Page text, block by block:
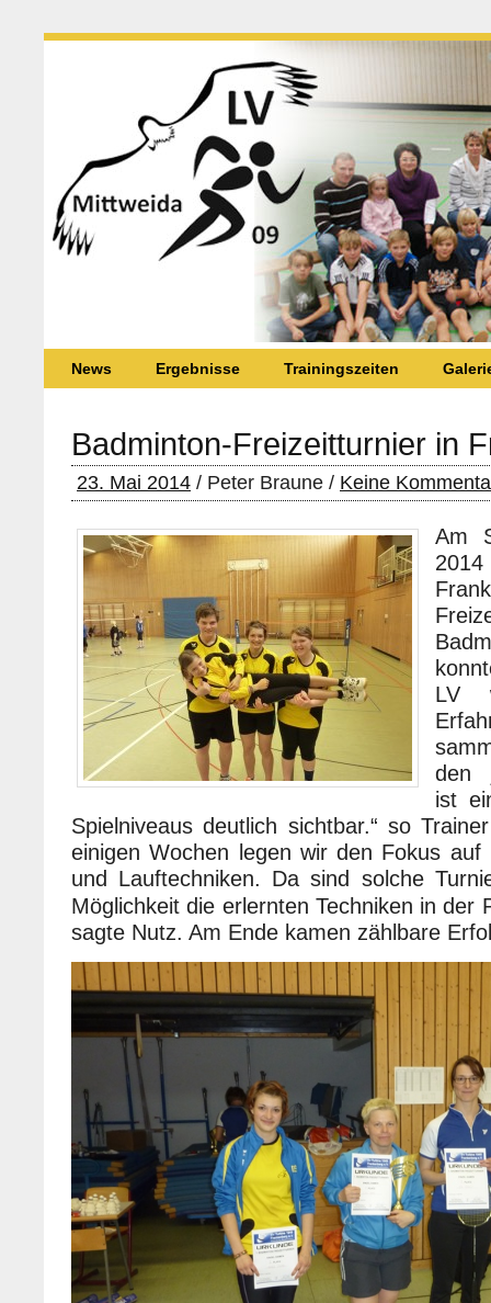
News Ergebnisse Trainingszeiten
Badminton-Freizeitturnier in
23. Mai 2014 / Peter Braune / Keine
Am
LV
den
ist
Spielniveaus deutlich sichtbar.“ so
einigen Wochen legen wir den Fokus auf
und Lauftechniken. Da sind solche
Möglichkeit die erlernten Techniken in der
sagte Nutz. Am Ende kamen zählbare